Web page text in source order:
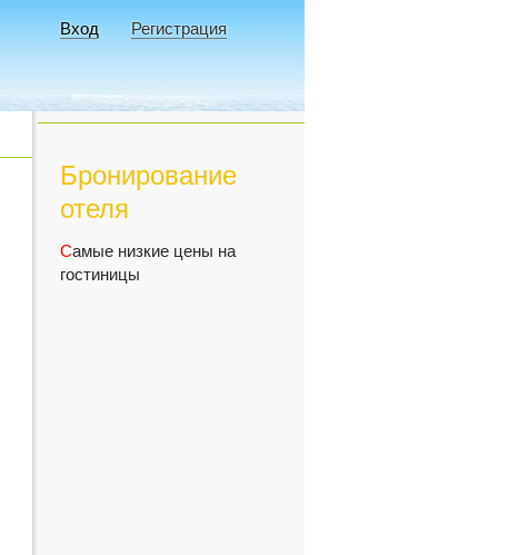
Вход Регистрация
Бронирование
отеля
Самые низкие цены на
гостиницы